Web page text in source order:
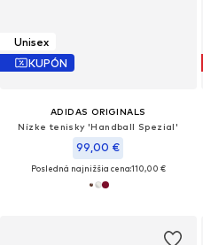
Unisex
KUPÓN
ADIDAS ORIGINALS
Nízke tenisky 'Handball Spezial'
99,00 €
Posledná najnižšia cena:110,00 €